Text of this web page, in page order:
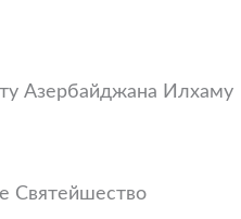
Азербайджана Илхаму
Святейшество